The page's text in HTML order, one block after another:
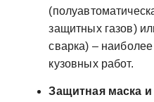
защитных газов)
сварка) –
кузовных работ.
Защитная маска и